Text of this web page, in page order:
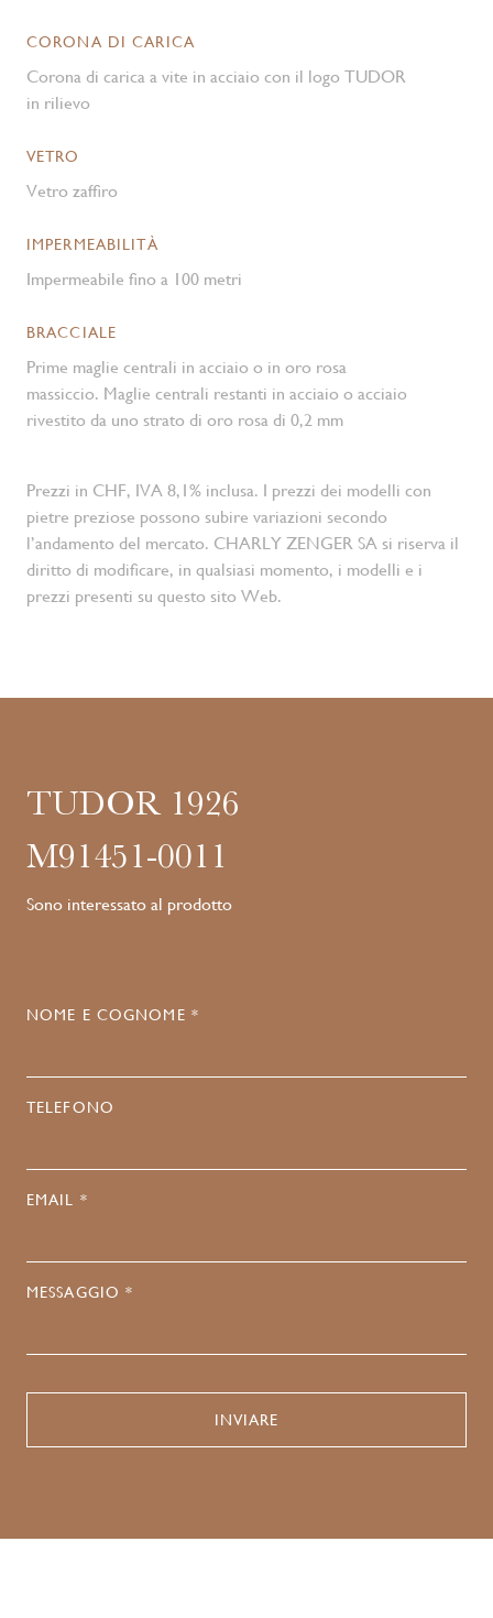
CORONA DI CARICA
Corona di carica a vite in acciaio con il logo TUDOR
in rilievo
VETRO
Vetro zaffiro
IMPERMEABILITÀ
Impermeabile fino a 100 metri
BRACCIALE
Prime maglie centrali in acciaio o in oro rosa
massiccio. Maglie centrali restanti in acciaio o acciaio
rivestito da uno strato di oro rosa di 0,2 mm
Prezzi in CHF, IVA 8,1% inclusa. I prezzi dei modelli con
pietre preziose possono subire variazioni secondo
l’andamento del mercato. CHARLY ZENGER SA si riserva il
diritto di modificare, in qualsiasi momento, i modelli e i
prezzi presenti su questo sito Web.
TUDOR 1926
M91451-0011
Sono interessato al prodotto
NOME E COGNOME *
TELEFONO
EMAIL *
MESSAGGIO *